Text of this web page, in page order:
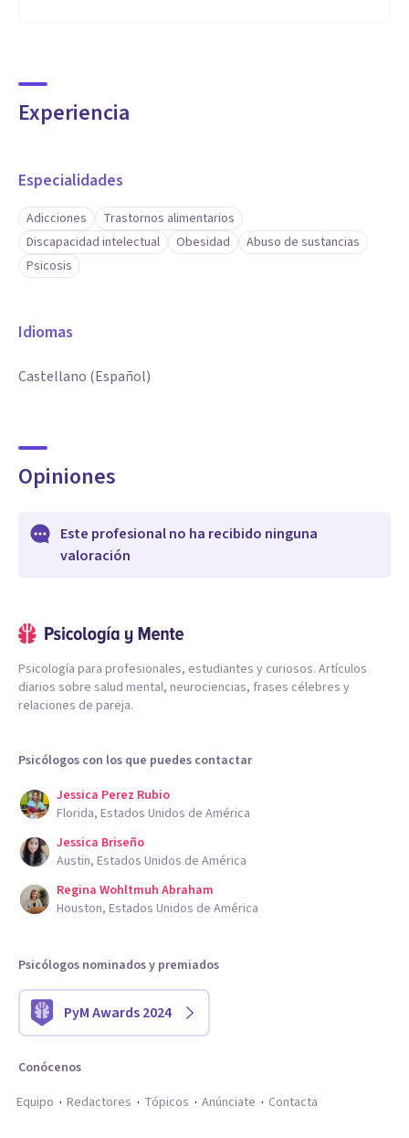
Experiencia
Especialidades
Adicciones
Trastornos alimentarios
Discapacidad intelectual
Obesidad
Abuso de sustancias
Psicosis
Idiomas
Castellano (Español)
Opiniones
Este profesional no ha recibido ninguna
valoración
Psicología para profesionales, estudiantes y curiosos. Artículos
diarios sobre salud mental, neurociencias, frases célebres y
relaciones de pareja.
Psicólogos con los que puedes contactar
Jessica Perez Rubio
Florida, Estados Unidos de América
Jessica Briseño
Austin, Estados Unidos de América
Regina Wohltmuh Abraham
Houston, Estados Unidos de América
Psicólogos nominados y premiados
PyM Awards 2024
Conócenos
Equipo
Redactores Tópicos Anúnciate Contacta